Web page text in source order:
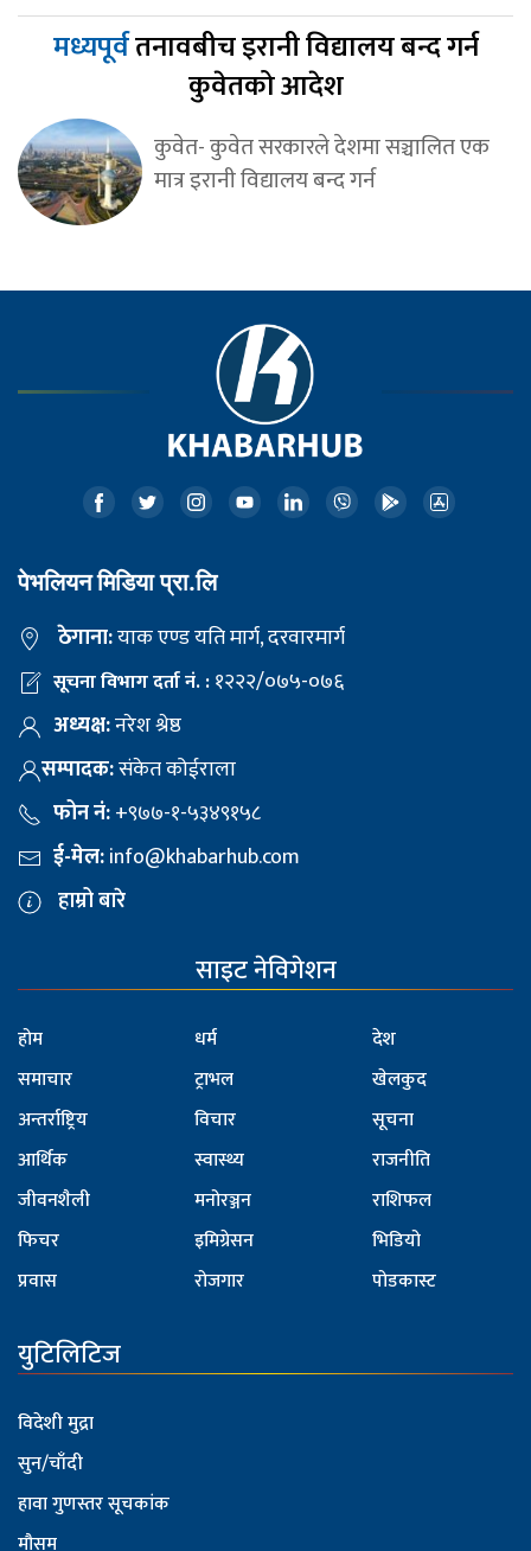
मध्यपूर्वतनावबीच इरानी विद्यालय बन्द गर्न
कुवेतको आदेश
कुवेत- कुवेत सरकारले देशमा सञ्चालित एक
मात्र इरानी विद्यालय बन्द गर्न
पेभलियन मिडिया प्रा.लि
ठेगाना:याक एण्ड यति मार्ग, दरवारमार्ग
सूचना विभाग दर्ता नं. :१२२२/०७५-०७६
अध्यक्ष:नरेश श्रेष्ठ
सम्पादक:संकेत कोईराला
फोन नं:+९७७-१-५३४९१५८
ई-मेल:info@khabarhub.com
हाम्रो बारे
साइट नेविगेशन
होम
समाचार
अन्तर्राष्ट्रिय
आर्थिक
जीवनशैली
फिचर
प्रवास
धर्म
ट्राभल
विचार
स्वास्थ्य
मनोरञ्जन
इमिग्रेसन
रोजगार
देश
खेलकुद
सूचना
राजनीति
राशिफल
भिडियो
पोडकास्ट
युटिलिटिज
विदेशी मुद्रा
सुन/चाँदी
हावा गुणस्तर सूचकांक